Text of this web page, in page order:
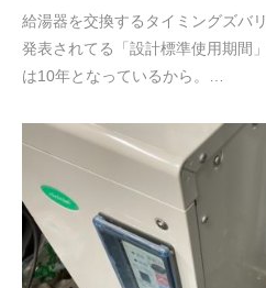
給湯器を交換するタイミングズバ
発表されてる「設計標準使用期間
は10年となっているから。…